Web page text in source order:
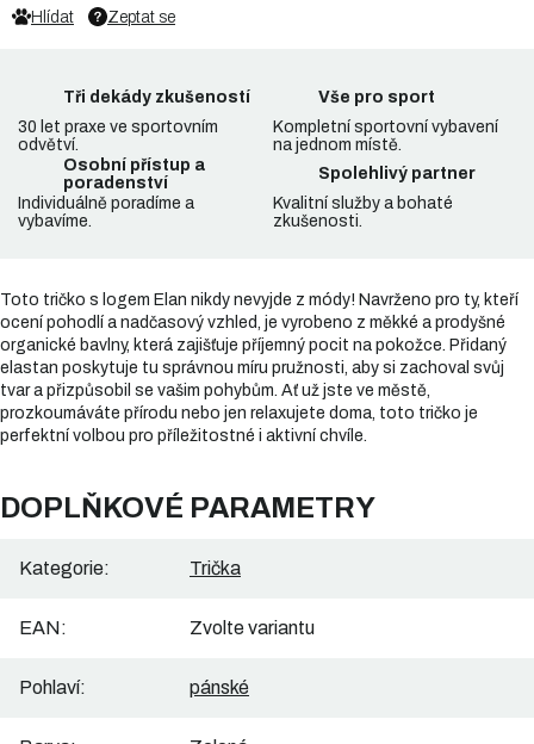
Zeptat se
Hlídat
Tři dekády zkušeností
30 let praxe ve sportovním
odvětví.
Vše pro sport
Kompletní sportovní vybavení
na jednom místě.
Osobní přístup a
poradenství
Individuálně poradíme a
vybavíme.
Spolehlivý partner
Kvalitní služby a bohaté
zkušenosti.
Toto tričko s logem Elan nikdy nevyjde z módy! Navrženo pro ty, kteří
ocení pohodlí a nadčasový vzhled, je vyrobeno z měkké a prodyšné
organické bavlny, která zajišťuje příjemný pocit na pokožce. Přidaný
elastan poskytuje tu správnou míru pružnosti, aby si zachoval svůj
tvar a přizpůsobil se vašim pohybům. Ať už jste ve městě,
prozkoumáváte přírodu nebo jen relaxujete doma, toto tričko je
perfektní volbou pro příležitostné i aktivní chvíle.
DOPLŇKOVÉ PARAMETRY
Kategorie: Trička
EAN: Zvolte variantu
Pohlaví: pánské